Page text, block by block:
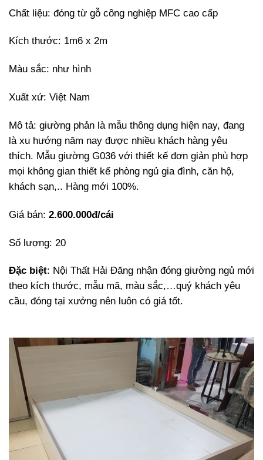
Chất liệu: đóng từ gỗ công nghiệp MFC cao cấp
Kích thước: 1m6 x 2m
Màu sắc: như hình
Xuất xứ: Việt Nam
Mô tả: giường phản là mẫu thông dụng hiện nay, đang
là xu hướng năm nay được nhiều khách hàng yêu
thích. Mẫu giường G036 với thiết kế đơn giản phù hợp
mọi không gian thiết kế phòng ngủ gia đình, căn hộ,
khách sạn,.. Hàng mới 100%.
Giá bán: 2.600.000đ/cái
Số lượng: 20
Đặc biệt: Nội Thất Hải Đăng nhận đóng giường ngủ mới
theo kích thước, mẫu mã, màu sắc,…quý khách yêu
cầu, đóng tại xưởng nên luôn có giá tốt.